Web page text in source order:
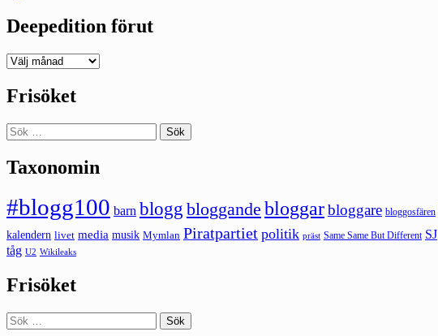
Deepedition förut
Deepedition
Frisöket
Sök
efter:
Taxonomin
#blogg100 barn blogg bloggande bloggarbloggare bloggosfären
kalendern livet media musik Mymlan Piratpartiet politik präst Same Same But Different SJ
tåg U2 Wikileaks
Frisöket
Sök